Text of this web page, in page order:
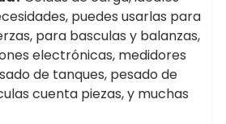
puedes usarlas para
para basculas y balanzas,
electrónicas, medidores
de tanques, pesado de
cuenta piezas, y muchas